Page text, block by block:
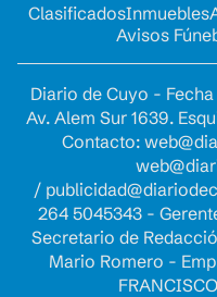
ClasificadosInmuebles
Avisos
Diario de Cuyo -
Av. Alem Sur 1639.
Contacto:
/
264 5045343 -
Secretario de
Mario Romero -